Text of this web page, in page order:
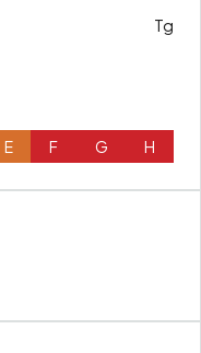
Tg
E F G H